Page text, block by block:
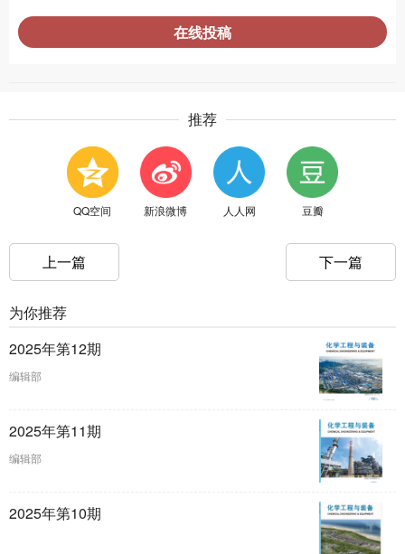
在线投稿
推荐
QQ空间 新浪微博 人人网 豆瓣
上一篇 下一篇
为你推荐
2025年第12期
编辑部
2025年第11期
编辑部
2025年第10期